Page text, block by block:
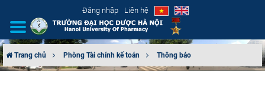
Đăng nhập Liên hệ
Trang chủ Phòng Tài chính kế toán Thông báo